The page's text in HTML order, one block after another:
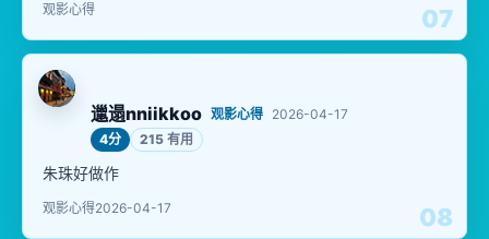
07
观影心得
08
邋遢nniikkoo 观影心得 2026-04-17
4分
215 有用
朱珠好做作
观影心得2026-04-17